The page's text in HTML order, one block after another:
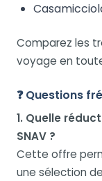
Comparez les
voyage en
❓ Questions
1. Quelle
SNAV ?
Cette offre
une sélection